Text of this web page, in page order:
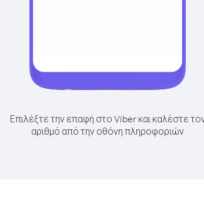
Επιλέξτε την επαφή στο Viber και καλέστε
αριθμό από την οθόνη πληροφοριών